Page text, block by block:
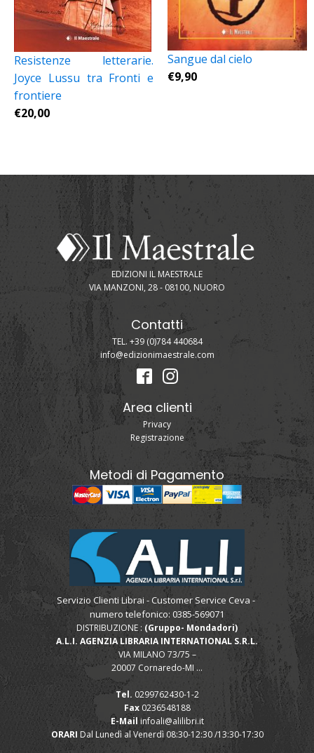
Resistenze letterarie.
Joyce Lussu tra Fronti e
frontiere
€20,00
Sangue dal cielo
€9,90
EDIZIONI IL MAESTRALE
VIA MANZONI, 28 - 08100, NUORO
Contatti
TEL. +39 (0)784 440684
info@edizionimaestrale.com
Area clienti
Privacy
Registrazione
Metodi di Pagamento
Servizio Clienti Librai - Customer Service Ceva -
numero telefonico: 0385-569071
DISTRIBUZIONE : (Gruppo- Mondadori)
A.L.I. AGENZIA LIBRARIA INTERNATIONAL S.R.L.
VIA MILANO 73/75 –
20007 Cornaredo-MI ...
Tel. 0299762430-1-2
Fax0236548188
E-Mail infoali@alilibri.it
ORARI Dal Lunedì al Venerdì 08:30-12:30 /13:30-17:30